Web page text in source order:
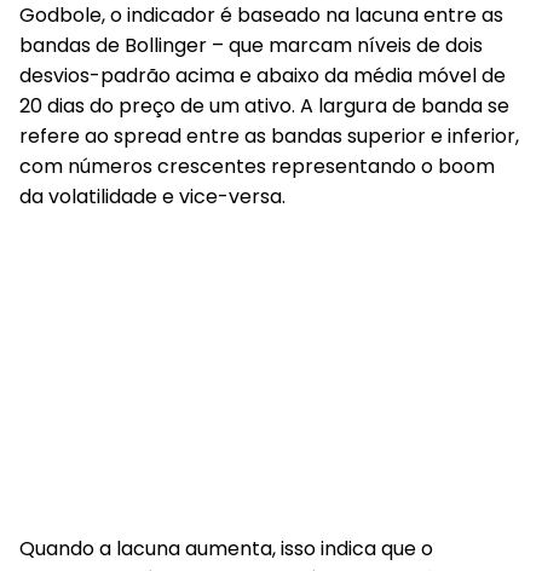
Godbole, o indicador é baseado na lacuna entre as
bandas de Bollinger – que marcam níveis de dois
desvios-padrão acima e abaixo da média móvel de
20 dias do preço de um ativo. A largura de banda se
refere ao spread entre as bandas superior e inferior,
com números crescentes representando o boom
da volatilidade e vice-versa.
Quando a lacuna aumenta, isso indica que o